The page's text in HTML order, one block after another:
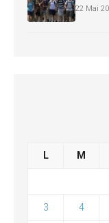
22 Mai
L M
3 4